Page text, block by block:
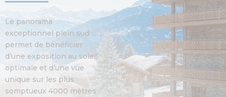
Le panorama
exceptionnel plein sud
permet de bénéficier
d’une exposition au soleil
optimale et d’une vue
unique sur les plus
somptueux 4000 mètres